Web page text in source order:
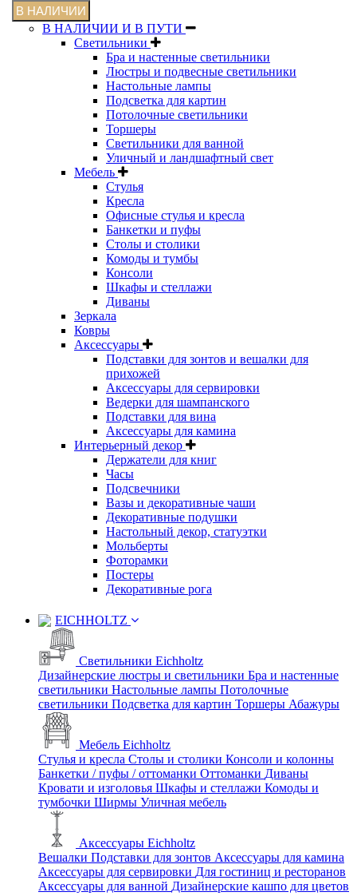
В НАЛИЧИИ
В НАЛИЧИИ И В ПУТИ
Светильники
Бра и настенные светильники
Люстры и подвесные светильники
Настольные лампы
Подсветка для картин
Потолочные светильники
Торшеры
Светильники для ванной
Уличный и ландшафтный свет
Мебель
Стулья
Кресла
Офисные стулья и кресла
Банкетки и пуфы
Столы и столики
Комоды и тумбы
Консоли
Шкафы и стеллажи
Диваны
Зеркала
Ковры
Аксессуары
Подставки для зонтов и вешалки для
прихожей
Аксессуары для сервировки
Ведерки для шампанского
Подставки для вина
Аксессуары для камина
Интерьерный декор
Держатели для книг
Часы
Подсвечники
Вазы и декоративные чаши
Декоративные подушки
Настольный декор, статуэтки
Мольберты
Фоторамки
Постеры
Декоративные рога
EICHHOLTZ
Светильники Eichholtz
Дизайнерские люстры и светильники Бра и настенные
светильники Настольные лампы Потолочные
светильники Подсветка для картин Торшеры Абажуры
Мебель Eichholtz
Стулья и кресла Столы и столики Консоли и колонны
Банкетки / пуфы / оттоманки Оттоманки Диваны
Кровати и изголовья Шкафы и стеллажи Комоды и
тумбочки Ширмы Уличная мебель
Аксессуары Eichholtz
Вешалки Подставки для зонтов Аксессуары для камина
Аксессуары для сервировки Для гостиниц и ресторанов
Аксессуары для ванной Дизайнерские кашпо для цветов